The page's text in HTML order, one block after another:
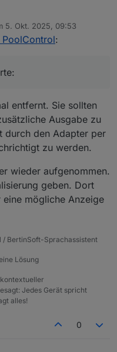
5. Okt. 2025, 09:53
von
:
entfernt. Sie sollten
Ausgabe zu
durch den Adapter per
zu werden.
wieder aufgenommen.
geben. Dort
mögliche Anzeige
/ BertinSoft-Sprachassistent
Lösung
Jedes Gerät spricht
alles!
0